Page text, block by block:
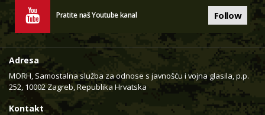
Pratite naš Youtube kanal Follow
Adresa
MORH, Samostalna služba za odnose s javnošću i vojna glasila, p.p.
252, 10002 Zagreb, Republika Hrvatska
Kontakt